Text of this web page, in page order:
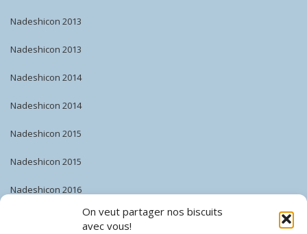
On veut partager nos biscuits
avec vous!
Nadeshicon 2013
Nadeshicon 2013
Nadeshicon 2014
Nadeshicon 2014
Nadeshicon 2015
Nadeshicon 2015
Nadeshicon 2016